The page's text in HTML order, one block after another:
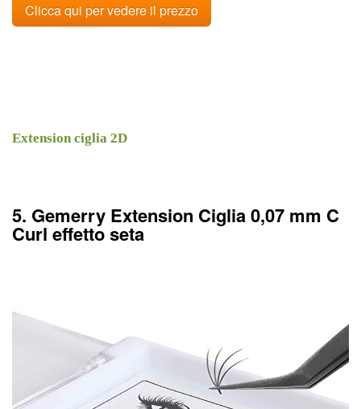
Clicca qui per vedere il prezzo
Extension ciglia 2D
5. Gemerry Extension Ciglia 0,07 mm C
Curl effetto seta